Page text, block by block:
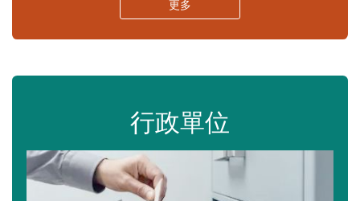
更多
行政單位